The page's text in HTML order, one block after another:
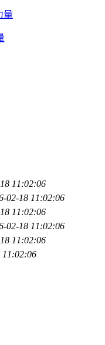
量
11:02:06
02-18 11:02:06
11:02:06
02-18 11:02:06
11:02:06
11:02:06